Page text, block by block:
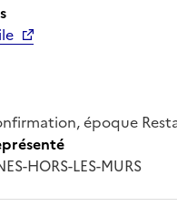
époque
HORS-LES-MURS